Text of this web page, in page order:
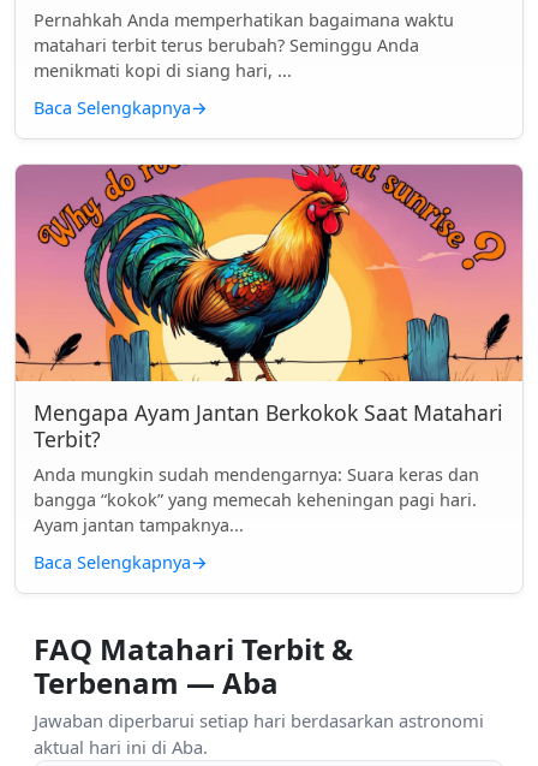
Pernahkah Anda memperhatikan bagaimana waktu
matahari terbit terus berubah? Seminggu Anda
menikmati kopi di siang hari, ...
Baca Selengkapnya→
Mengapa Ayam Jantan Berkokok Saat Matahari
Terbit?
Anda mungkin sudah mendengarnya: Suara keras dan
bangga “kokok” yang memecah keheningan pagi hari.
Ayam jantan tampaknya...
Baca Selengkapnya→
FAQ Matahari Terbit &
Terbenam — Aba
Jawaban diperbarui setiap hari berdasarkan astronomi
aktual hari ini di Aba.